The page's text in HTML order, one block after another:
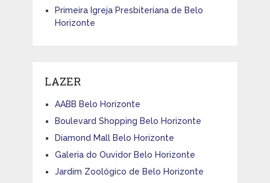
Primeira Igreja Presbiteriana de Belo
Horizonte
LAZER
AABB Belo Horizonte
Boulevard Shopping Belo Horizonte
Diamond Mall Belo Horizonte
Galeria do Ouvidor Belo Horizonte
Jardim Zoológico de Belo Horizonte